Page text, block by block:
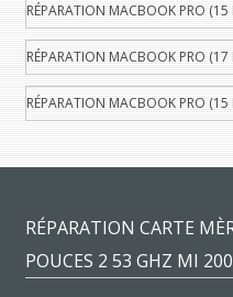
RÉPARATION MACBOOK PRO (15
RÉPARATION MACBOOK PRO
RÉPARATION MACBOOK PRO
RÉPARATION CARTE
POUCES 2 53 GHZ MI